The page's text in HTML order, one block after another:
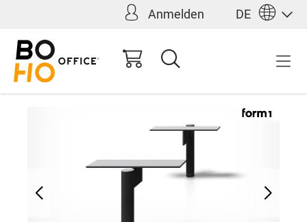
Anmelden DE
118,00 €*